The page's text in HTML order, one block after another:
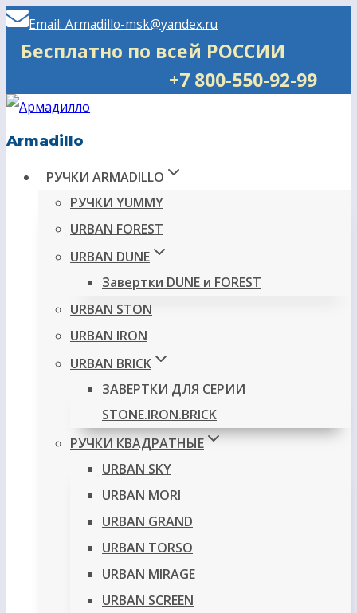
Перейти
Email: Armadillo-msk@yandex.ru
Бесплатно по всей РОССИИ
+7 800-550-92-99
Armadillo
РУЧКИ ARMADILLO
РУЧКИ YUMMY
URBAN FOREST
URBAN DUNE
Завертки DUNE и FOREST
URBAN STON
URBAN IRON
URBAN BRICK
ЗАВЕРТКИ ДЛЯ СЕРИИ
STONE.IRON.BRICK
РУЧКИ КВАДРАТНЫЕ
URBAN SKY
URBAN MORI
URBAN GRAND
URBAN TORSO
URBAN MIRAGE
URBAN SCREEN